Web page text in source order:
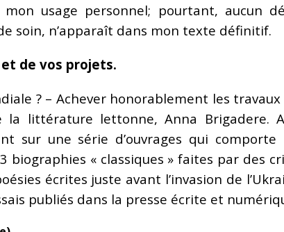
mon usage personnel; pourtant, aucun
soin, n’apparaît dans mon texte définitif.
de vos projets.
? – Achever honorablement les
la littérature lettonne, Anna Brigadere.
sur une série d’ouvrages qui comporte
biographies « classiques » faites par des
écrites juste avant l’invasion de
publiés dans la presse écrite et